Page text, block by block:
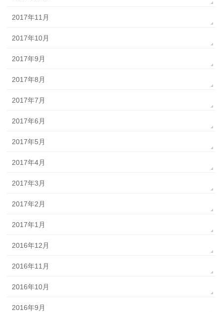
2017年11月
2017年10月
2017年9月
2017年8月
2017年7月
2017年6月
2017年5月
2017年4月
2017年3月
2017年2月
2017年1月
2016年12月
2016年11月
2016年10月
2016年9月